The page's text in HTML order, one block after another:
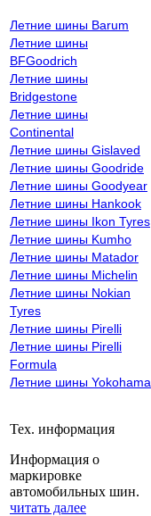
Летние шины Barum
Летние шины
BFGoodrich
Летние шины
Bridgestone
Летние шины
Continental
Летние шины Gislaved
Летние шины Goodride
Летние шины Goodyear
Летние шины Hankook
Летние шины Ikon Tyres
Летние шины Kumho
Летние шины Matador
Летние шины Michelin
Летние шины Nokian
Tyres
Летние шины Pirelli
Летние шины Pirelli
Formula
Летние шины Yokohama
Тех. информация
Информация о
маркировке
автомобильных шин.
читать далее